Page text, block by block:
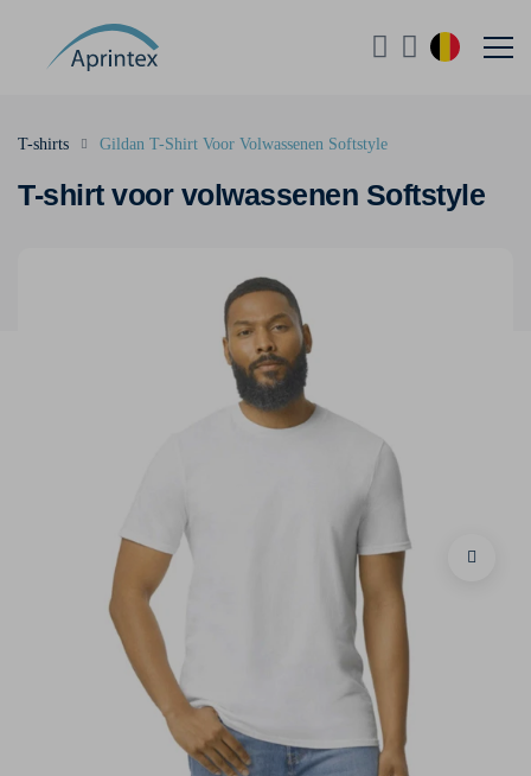
T-shirt voor volwassenen Softstyle
T-shirts Gildan T-Shirt Voor Volwassenen Softstyle